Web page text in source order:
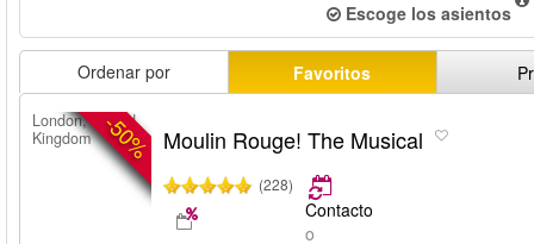
Escoge los asientos
Ordenar por Favoritos
-50%
London, United
Kingdom
Moulin Rouge! The Musical
(228)
Contacto
o